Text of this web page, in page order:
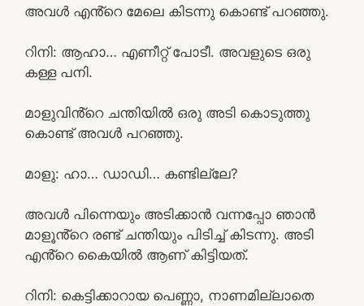
അവൾ എൻ്റെ മേലെ കിടന്നു കൊണ്ട് പറഞ്ഞു.
റിനി: ആഹാ… എണീറ്റ് പോടീ. അവളുടെ ഒരു
കള്ള പനി.
മാളുവിൻ്റെ ചന്തിയിൽ ഒരു അടി കൊടുത്തു
കൊണ്ട് അവൾ പറഞ്ഞു.
മാളു: ഹാ… ഡാഡി… കണ്ടില്ലേ?
അവൾ പിന്നെയും അടിക്കാൻ വന്നപ്പോ ഞാൻ
മാളൂൻ്റെ രണ്ട് ചന്തിയും പിടിച്ച് കിടന്നു. അടി
എൻ്റെ കൈയിൽ ആണ് കിട്ടിയത്.
റിനി: കെട്ടിക്കാറായ പെണ്ണാ, നാണമില്ലാതെ